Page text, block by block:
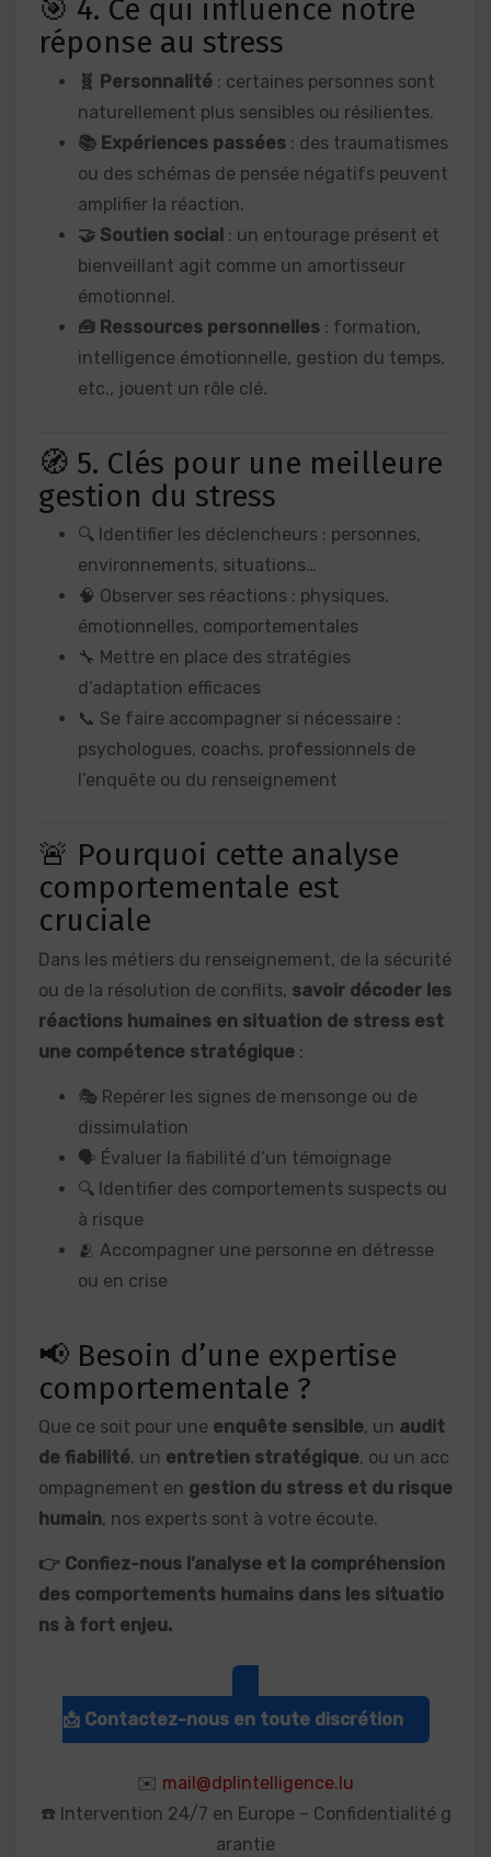
🎯 4. Ce qui influence notre
réponse au stress
🧬 Personnalité : certaines personnes sont
naturellement plus sensibles ou résilientes.
📚 Expériences passées : des traumatismes
ou des schémas de pensée négatifs peuvent
amplifier la réaction.
🤝 Soutien social : un entourage présent et
bienveillant agit comme un amortisseur
émotionnel.
🧰 Ressources personnelles : formation,
intelligence émotionnelle, gestion du temps,
etc., jouent un rôle clé.
🧭 5. Clés pour une meilleure
gestion du stress
🔍 Identifier les déclencheurs : personnes,
environnements, situations…
🧠 Observer ses réactions : physiques,
émotionnelles, comportementales
🔧 Mettre en place des stratégies
d’adaptation efficaces
📞 Se faire accompagner si nécessaire :
psychologues, coachs, professionnels de
l’enquête ou du renseignement
🚨 Pourquoi cette analyse
comportementale est
cruciale
Dans les métiers du renseignement, de la sécurité
ou de la résolution de conflits, savoir décoder les
réactions humaines en situation de stress est
une compétence stratégique :
🎭 Repérer les signes de mensonge ou de
dissimulation
🗣️ Évaluer la fiabilité d’un témoignage
🔍 Identifier des comportements suspects ou
à risque
🫂 Accompagner une personne en détresse
ou en crise
📢 Besoin d’une expertise
comportementale ?
Que ce soit pour une enquête sensible, un audit
de fiabilité, un entretien stratégique, ou un acc
ompagnement en gestion du stress et du risque
humain, nos experts sont à votre écoute.
👉 Confiez-nous l’analyse et la compréhension
des comportements humains dans les situatio
ns à fort enjeu.
📩 Contactez-nous en toute discrétion
✉️ mail@dplintelligence.lu
☎️ Intervention 24/7 en Europe – Confidentialité g
arantie